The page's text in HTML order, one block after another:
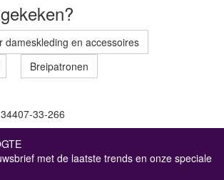
dameskleding en accessoires
Breipatronen
33-266
met de laatste trends en onze speciale